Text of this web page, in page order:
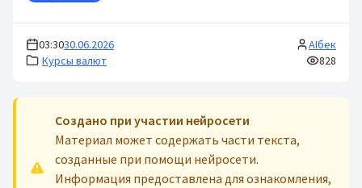
03:3030.06.2026
Курсы валют
AIбек
828
Cоздано при участии нейросети
Материал может содержать части текста,
созданные при помощи нейросети.
Информация предоставлена для ознакомления,